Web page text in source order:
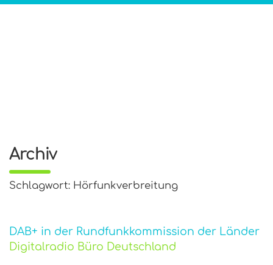
Archiv
Schlagwort: Hörfunkverbreitung
DAB+ in der Rundfunkkommission der Länder
Digitalradio Büro Deutschland